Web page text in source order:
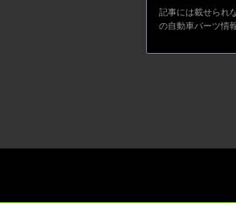
記事には載せられ
の自動車パーツ情